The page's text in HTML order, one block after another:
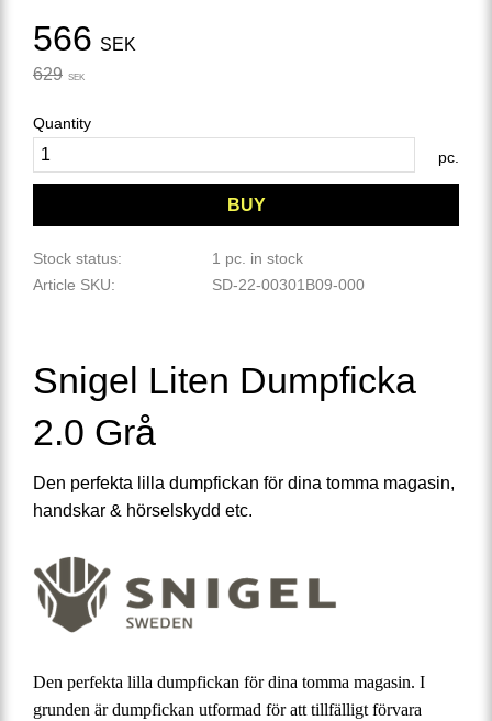
Reduced price:
566 SEK
Original price:
629 SEK
Quantity
pc.
BUY
Stock status
1 pc. in stock
Article SKU
SD-22-00301B09-000
Snigel Liten Dumpficka
2.0 Grå
Den perfekta lilla dumpfickan för dina tomma magasin,
handskar & hörselskydd etc.
Den perfekta lilla dumpfickan för dina tomma magasin. I
grunden är dumpfickan utformad för att tillfälligt förvara